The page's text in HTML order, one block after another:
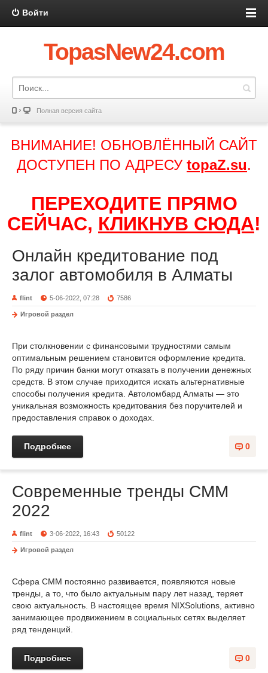
Войти
TopasNew24.com
Полная версия сайта
ВНИМАНИЕ! ОБНОВЛЁННЫЙ САЙТ
ДОСТУПЕН ПО АДРЕСУ topaZ.su.
ПЕРЕХОДИТЕ ПРЯМО
СЕЙЧАС, КЛИКНУВ СЮДА!
Онлайн кредитование под
залог автомобиля в Алматы
flint 5-06-2022, 07:28 7586
Игровой раздел
При столкновении с финансовыми трудностями самым
оптимальным решением становится оформление кредита.
По ряду причин банки могут отказать в получении денежных
средств. В этом случае приходится искать альтернативные
способы получения кредита. Автоломбард Алматы — это
уникальная возможность кредитования без поручителей и
предоставления справок о доходах.
0
Подробнее
Современные тренды СММ
2022
flint 3-06-2022, 16:43 50122
Игровой раздел
Сфера СММ постоянно развивается, появляются новые
тренды, а то, что было актуальным пару лет назад, теряет
свою актуальность. В настоящее время NIXSolutions, активно
занимающее продвижением в социальных сетях выделяет
ряд тенденций.
0
Подробнее